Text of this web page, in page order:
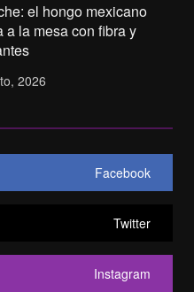
el hongo mexicano
a la mesa con fibra y
2026
Facebook
Twitter
Instagram